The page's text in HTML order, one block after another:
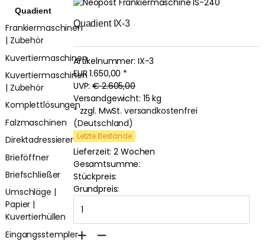
Quadient IX-3
Artikelnummer: IX-3
EUR 1.650,00 *
UVP:€ 2.605,00
Versandgewicht: 15 kg
* zzgl. MwSt. versandkostenfrei
(Deutschland)
Letzte Bestände
Lieferzeit: 2 Wochen
Gesamtsumme:
Stückpreis:
Grundpreis:
Quadient
Frankiermaschinen
| Zubehör
Kuvertiermaschinen
Kuvertiermaschinen
| Zubehör
Komplettlösungen
Falzmaschinen
Direktadressierer
Brieföffner
Briefschließer
Umschläge |
Papier |
Kuvertierhüllen
Eingangsstempler